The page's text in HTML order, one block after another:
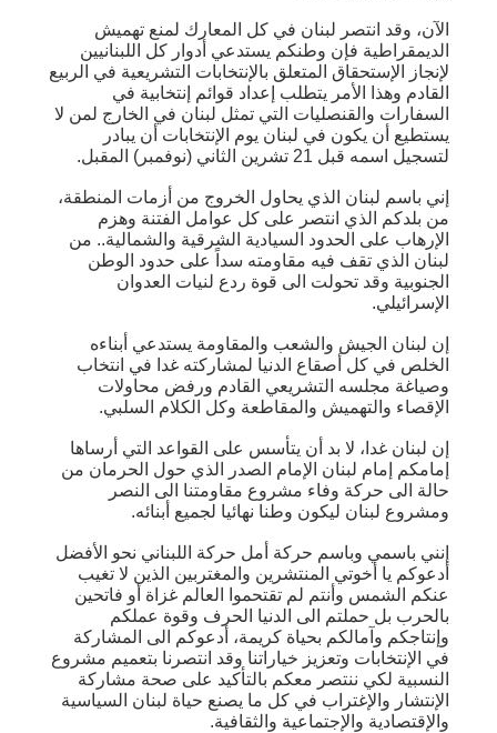
الآن، وقد انتصر لبنان في كل المعارك لمنع تهميش
الديمقراطية فإن وطنكم يستدعي أدوار كل اللبنانيين
لإنجاز الإستحقاق المتعلق بالإنتخابات التشريعية في الربيع
القادم وهذا الأمر يتطلب إعداد قوائم إنتخابية في
السفارات والقنصليات التي تمثل لبنان في الخارج لمن لا
يستطيع أن يكون في لبنان يوم الإنتخابات أن يبادر
لتسجيل اسمه قبل 21 تشرين الثاني (نوفمبر) المقبل.
إني باسم لبنان الذي يحاول الخروج من أزمات المنطقة،
من بلدكم الذي انتصر على كل عوامل الفتنة وهزم
الإرهاب على الحدود السيادية الشرقية والشمالية.. من
لبنان الذي تقف فيه مقاومته سداً على حدود الوطن
الجنوبية وقد تحولت الى قوة ردع لنيات العدوان
الإسرائيلي.
إن لبنان الجيش والشعب والمقاومة يستدعي أبناءه
الخلص في كل أصقاع الدنيا لمشاركته غدا في انتخاب
وصياغة مجلسه التشريعي القادم ورفض محاولات
الإقصاء والتهميش والمقاطعة وكل الكلام السلبي.
إن لبنان غدا، لا بد أن يتأسس على القواعد التي أرساها
إمامكم إمام لبنان الإمام الصدر الذي حول الحرمان من
حالة الى حركة وفاء مشروع مقاومتنا الى النصر
ومشروع لبنان ليكون وطنا نهائيا لجميع أبنائه.
إنني باسمي وباسم حركة أمل حركة اللبناني نحو الأفضل
أدعوكم يا أخوتي المنتشرين والمغتربين الذين لا تغيب
عنكم الشمس وأنتم لم تقتحموا العالم غزاة أو فاتحين
بالحرب بل حملتم الى الدنيا الحرف وقوة عملكم
وإنتاجكم وآمالكم بحياة كريمة، أدعوكم الى المشاركة
في الإنتخابات وتعزيز خياراتنا وقد انتصرنا بتعميم مشروع
النسبية لكي ننتصر معكم بالتأكيد على صحة مشاركة
الإنتشار والإغتراب في كل ما يصنع حياة لبنان السياسية
والإقتصادية والإجتماعية والثقافية.